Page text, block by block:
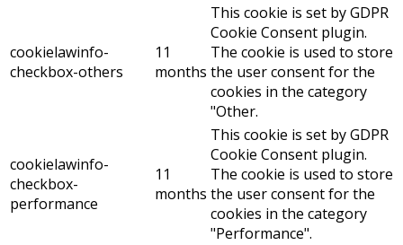
cookielawinfo-
checkbox-others
11
months
This cookie is set by GDPR
Cookie Consent plugin.
The cookie is used to store
the user consent for the
cookies in the category
"Other.
cookielawinfo-
checkbox-
performance
11
months
This cookie is set by GDPR
Cookie Consent plugin.
The cookie is used to store
the user consent for the
cookies in the category
"Performance".